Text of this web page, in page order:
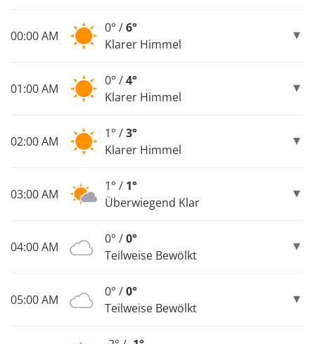
00:00 AM
0° /6°
Klarer Himmel
01:00 AM
0° /4°
Klarer Himmel
02:00 AM
1° /3°
Klarer Himmel
03:00 AM
1° / 1°
Überwiegend Klar
04:00 AM
0° /0°
Teilweise Bewölkt
05:00 AM
0° /0°
Teilweise Bewölkt